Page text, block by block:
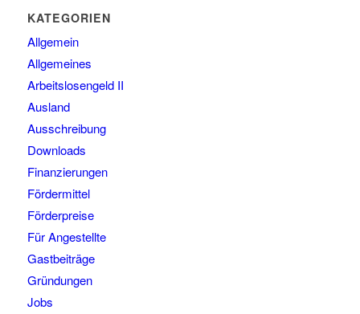
KATEGORIEN
Allgemein
Allgemeines
Arbeitslosengeld II
Ausland
Ausschreibung
Downloads
Finanzierungen
Fördermittel
Förderpreise
Für Angestellte
Gastbeiträge
Gründungen
Jobs